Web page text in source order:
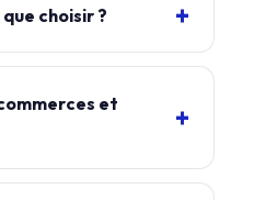
choisir ?
et